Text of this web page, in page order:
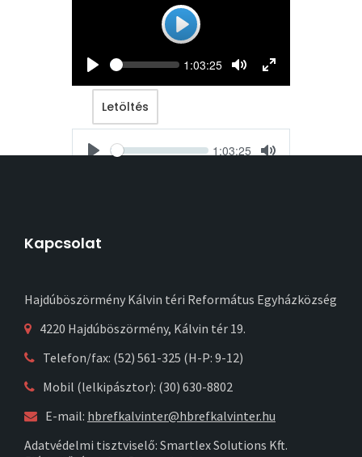
Play
Seek Current
1:03:25
Letöltés
Seek Current
1:03:25
Kapcsolat
Hajdúböszörmény Kálvin téri Református Egyházközség
4220 Hajdúböszörmény, Kálvin tér 19.
Telefon/fax: (52) 561-325 (H-P: 9-12)
Mobil (lelkipásztor): (30) 630-8802
E-mail: hbrefkalvinter@hbrefkalvinter.hu
Adatvédelmi tisztviselő: Smartlex Solutions Kft.